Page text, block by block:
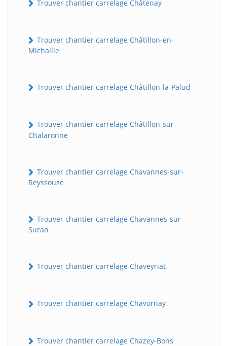
Trouver chantier carrelage Châtenay
Trouver chantier carrelage Châtillon-en-
Michaille
Trouver chantier carrelage Châtillon-la-Palud
Trouver chantier carrelage Châtillon-sur-
Chalaronne
Trouver chantier carrelage Chavannes-sur-
Reyssouze
Trouver chantier carrelage Chavannes-sur-
Suran
Trouver chantier carrelage Chaveyriat
Trouver chantier carrelage Chavornay
Trouver chantier carrelage Chazey-Bons